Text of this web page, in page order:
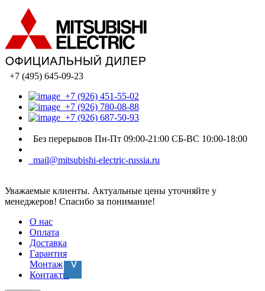
+7 (495) 645-09-23
+7 (926) 451-55-02
+7 (926) 780-08-88
+7 (926) 687-50-93
Без перерывов Пн-Пт 09:00-21:00 СБ-ВС 10:00-18:00
mail@mitsubishi-electric-russia.ru
Уважаемые клиенты. Актуальные цены уточняйте у
менеджеров! Спасибо за понимание!
О нас
Оплата
Доставка
Гарантия
Монтаж
Контакты